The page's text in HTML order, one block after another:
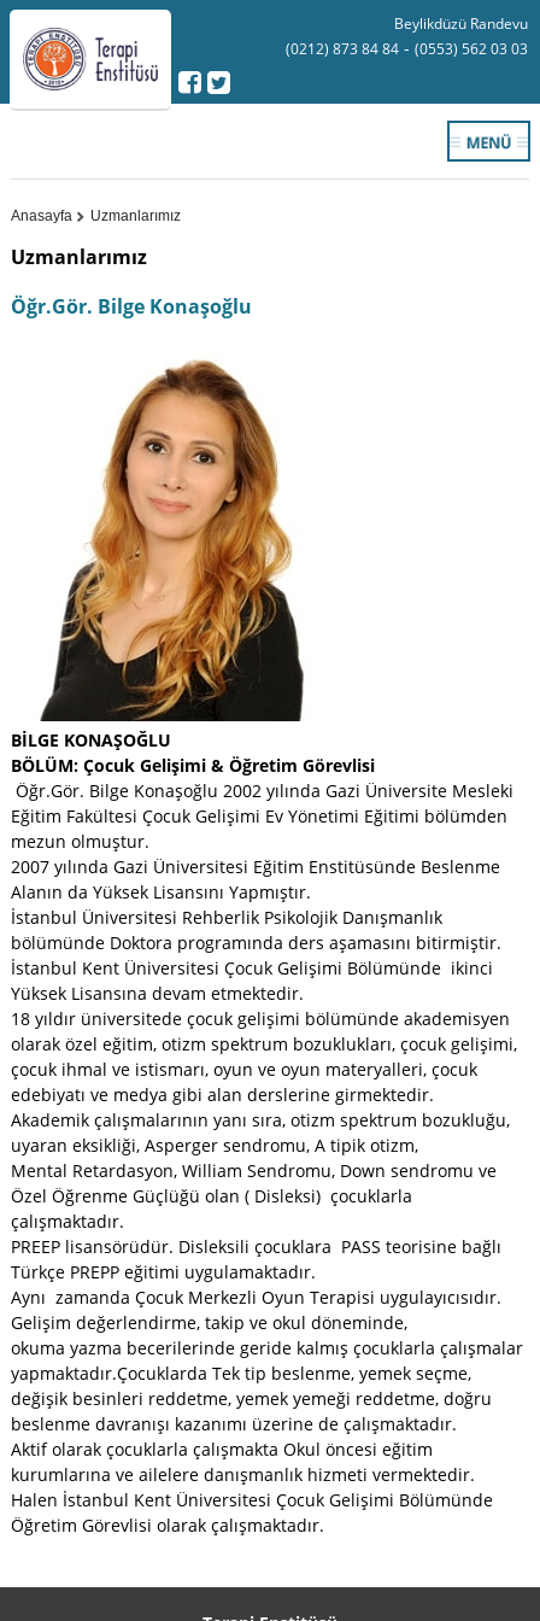
Beylikdüzü Randevu
(0212) 873 84 84 - (0553) 562 03 03
Anasayfa Uzmanlarımız
Uzmanlarımız
Öğr.Gör. Bilge Konaşoğlu
BİLGE KONAŞOĞLU
BÖLÜM: Çocuk Gelişimi & Öğretim Görevlisi
Öğr.Gör. Bilge Konaşoğlu 2002 yılında Gazi Üniversite Mesleki
Eğitim Fakültesi Çocuk Gelişimi Ev Yönetimi Eğitimi bölümden
mezun olmuştur.
2007 yılında Gazi Üniversitesi Eğitim Enstitüsünde Beslenme
Alanın da Yüksek Lisansını Yapmıştır.
İstanbul Üniversitesi Rehberlik Psikolojik Danışmanlık
bölümünde Doktora programında ders aşamasını bitirmiştir.
İstanbul Kent Üniversitesi Çocuk Gelişimi Bölümünde ikinci
Yüksek Lisansına devam etmektedir.
18 yıldır üniversitede çocuk gelişimi bölümünde akademisyen
olarak özel eğitim, otizm spektrum bozuklukları, çocuk gelişimi,
çocuk ihmal ve istismarı, oyun ve oyun materyalleri, çocuk
edebiyatı ve medya gibi alan derslerine girmektedir.
Akademik çalışmalarının yanı sıra, otizm spektrum bozukluğu,
uyaran eksikliği, Asperger sendromu, A tipik otizm,
Mental Retardasyon, William Sendromu, Down sendromu ve
Özel Öğrenme Güçlüğü olan ( Disleksi) çocuklarla
çalışmaktadır.
PREEP lisansörüdür. Disleksili çocuklara PASS teorisine bağlı
Türkçe PREPP eğitimi uygulamaktadır.
Aynı zamanda Çocuk Merkezli Oyun Terapisi uygulayıcısıdır.
Gelişim değerlendirme, takip ve okul döneminde,
okuma yazma becerilerinde geride kalmış çocuklarla çalışmalar
yapmaktadır.Çocuklarda Tek tip beslenme, yemek seçme,
değişik besinleri reddetme, yemek yemeği reddetme, doğru
beslenme davranışı kazanımı üzerine de çalışmaktadır.
Aktif olarak çocuklarla çalışmakta Okul öncesi eğitim
kurumlarına ve ailelere danışmanlık hizmeti vermektedir.
Halen İstanbul Kent Üniversitesi Çocuk Gelişimi Bölümünde
Öğretim Görevlisi olarak çalışmaktadır.